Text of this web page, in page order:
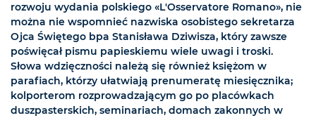
rozwoju wydania polskiego «L'Osservatore Romano», nie
można nie wspomnieć nazwiska osobistego sekretarza
Ojca Świętego bpa Stanisława Dziwisza, który zawsze
poświęcał pismu papieskiemu wiele uwagi i troski.
Słowa wdzięczności należą się również księżom w
parafiach, którzy ułatwiają prenumeratę miesięcznika;
kolporterom rozprowadzającym go po placówkach
duszpasterskich, seminariach, domach zakonnych w